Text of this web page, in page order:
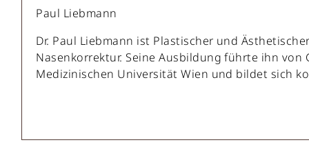
Paul Liebmann
Dr. Paul Liebmann ist Plastischer und
Nasenkorrektur. Seine Ausbildung führte ihn
Medizinischen Universität Wien und bildet sich